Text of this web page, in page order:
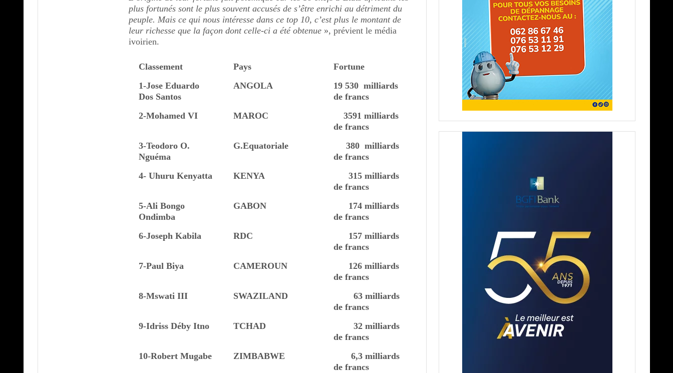
plus fortunés sont le plus souvent accusés de s’être enrichi au détriment du
peuple. Mais ce qui nous intéresse dans ce top 10, c’est plus le montant de
leur richesse que la façon dont celle-ci a été obtenue », prévient le média
ivoirien.
Classement Pays
Fortune
1-Jose Eduardo
Dos Santos
ANGOLA
19 530 milliards
de francs
2-Mohamed VI
MAROC
3591 milliards
de francs
3-Teodoro O.
Nguéma
G.Equatoriale
380 milliards
de francs
4- Uhuru Kenyatta
KENYA
315 milliards
de francs
5-Ali Bongo
Ondimba
GABON
174 milliards
de francs
6-Joseph Kabila
RDC
157 milliards
de francs
7-Paul Biya
CAMEROUN
126 milliards
de francs
8-Mswati III
SWAZILAND
63 milliards
de francs
9-Idriss Déby Itno
TCHAD
32 milliards
de francs
10-Robert Mugabe
ZIMBABWE
6,3 milliards
de francs